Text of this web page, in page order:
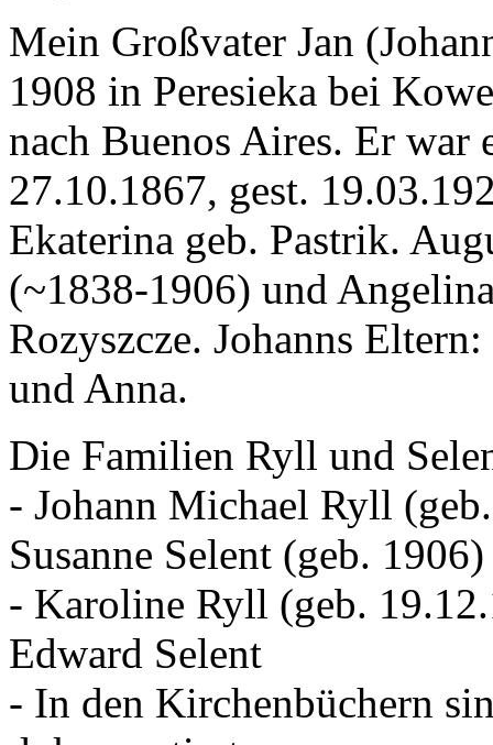
Mein Großvater Jan
1908 in Peresieka bei
nach Buenos Aires. Er
27.10.1867, gest.
Ekaterina geb. Pastrik.
(~1838-1906) und
Rozyszcze. Johanns
und Anna.
Die Familien Ryll und
- Johann Michael Ryll
Susanne Selent (geb. 1906)
- Karoline Ryll (geb.
Edward Selent
- In den Kirchenbüchern